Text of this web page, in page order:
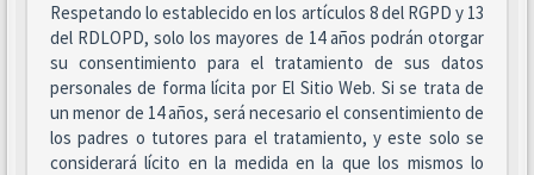
Respetando lo establecido en los artículos 8 del RGPD y 13
del RDLOPD, solo los mayores de 14 años podrán otorgar
su consentimiento para el tratamiento de sus datos
personales de forma lícita por El Sitio Web. Si se trata de
un menor de 14 años, será necesario el consentimiento de
los padres o tutores para el tratamiento, y este solo se
considerará lícito en la medida en la que los mismos lo